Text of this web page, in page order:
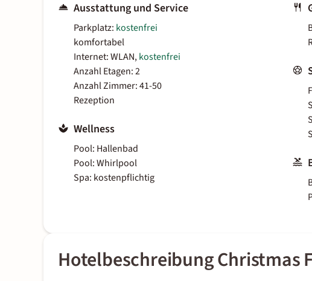
Ausstattung und Service
Parkplatz: kostenfrei
komfortabel
Internet: WLAN,kostenfrei
Anzahl Etagen: 2
Anzahl Zimmer: 41-50
Rezeption
Wellness
Pool: Hallenbad
Pool: Whirlpool
Spa: kostenpflichtig
Hotelbeschreibung Christmas